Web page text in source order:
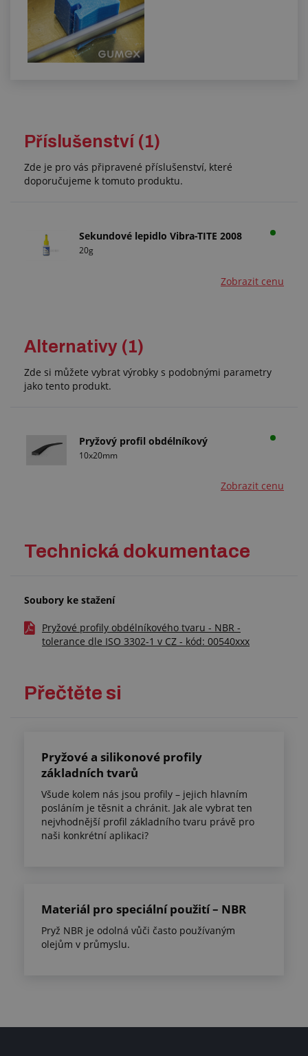
Příslušenství (1)
Zde je pro vás připravené příslušenství, které
doporučujeme k tomuto produktu.
Sekundové lepidlo Vibra-TITE 2008
20g
Zobrazit cenu
Alternativy (1)
Zde si můžete vybrat výrobky s podobnými parametry
jako tento produkt.
Pryžový profil obdélníkový
10x20mm
Zobrazit cenu
Technická dokumentace
Soubory ke stažení
Pryžové profily obdélníkového tvaru - NBR -
tolerance dle ISO 3302-1 v CZ - kód: 00540xxx
Přečtěte si
Pryžové a silikonové profily
základních tvarů
Všude kolem nás jsou profily – jejich hlavním
posláním je těsnit a chránit. Jak ale vybrat ten
nejvhodnější profil základního tvaru právě pro
naši konkrétní aplikaci?
Materiál pro speciální použití – NBR
Pryž NBR je odolná vůči často používaným
olejům v průmyslu.